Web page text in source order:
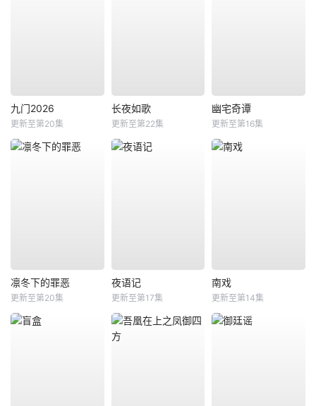
九门2026
更新至第20集
长夜如歌
更新至第22集
幽宅奇谭
更新至第16集
凛冬下的罪恶
更新至第20集
夜语记
更新至第17集
南戏
更新至第14集